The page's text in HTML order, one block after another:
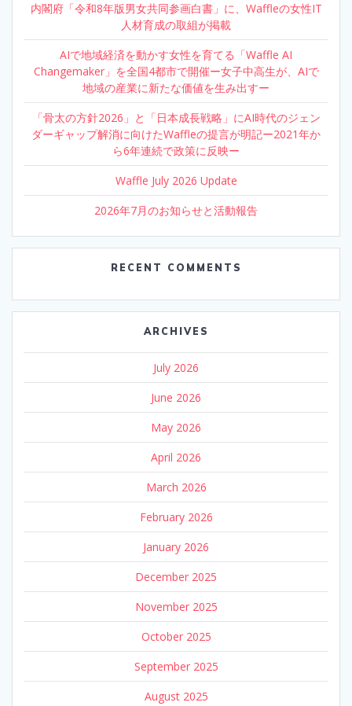
内閣府「令和8年版男女共同参画白書」に、Waffleの女性IT
人材育成の取組が掲載
AIで地域経済を動かす女性を育てる「Waffle AI
Changemaker」を全国4都市で開催ー女子中高生が、AIで
地域の産業に新たな価値を生み出すー
「骨太の方針2026」と「日本成長戦略」にAI時代のジェン
ダーギャップ解消に向けたWaffleの提言が明記ー2021年か
ら6年連続で政策に反映ー
Waffle July 2026 Update
2026年7月のお知らせと活動報告
RECENT COMMENTS
ARCHIVES
July 2026
June 2026
May 2026
April 2026
March 2026
February 2026
January 2026
December 2025
November 2025
October 2025
September 2025
August 2025